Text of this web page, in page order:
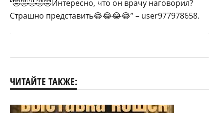
“🤣🤣🤣🤣🤣Интересно, что он врачу наговорил?
Страшно представить😂😂😂😂” – user977978658.
ЧИТАЙТЕ ТАКЖЕ: